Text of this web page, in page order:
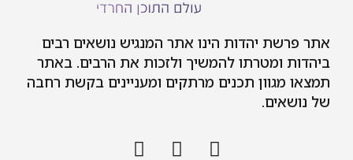
יהדות הינו אתר המנגיש נושאים רבים
להמשיך ולזכות את הרבים. באתר
תכנים מרתקים ומעניינים בקשת רחבה